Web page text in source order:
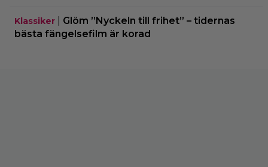
Klassiker
Glöm ”Nyckeln till frihet” – tidernas
bästa fängelsefilm är korad